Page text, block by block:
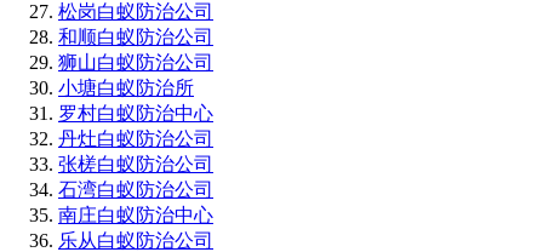
松岗白蚁防治公司
和顺白蚁防治公司
狮山白蚁防治公司
小塘白蚁防治所
罗村白蚁防治中心
丹灶白蚁防治公司
张槎白蚁防治公司
石湾白蚁防治公司
南庄白蚁防治中心
乐从白蚁防治公司